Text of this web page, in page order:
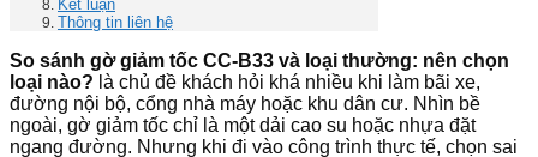
Kết luận
Thông tin liên hệ
So sánh gờ giảm tốc CC-B33 và loại thường: nên chọn
loại nào? là chủ đề khách hỏi khá nhiều khi làm bãi xe,
đường nội bộ, cổng nhà máy hoặc khu dân cư. Nhìn bề
ngoài, gờ giảm tốc chỉ là một dải cao su hoặc nhựa đặt
ngang đường. Nhưng khi đi vào công trình thực tế, chọn sai